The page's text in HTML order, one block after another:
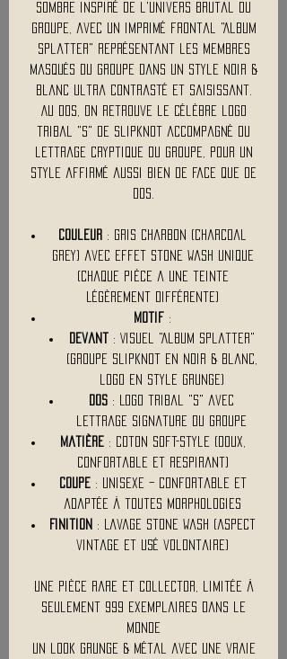
sombre inspiré de l'univers brutal du
groupe, avec un imprimé frontal "Album
Splatter" représentant les membres
masqués du groupe dans un style noir &
blanc ultra contrasté et saisissant.
Au dos, on retrouve le célèbre logo
tribal "S" de Slipknot accompagné du
lettrage cryptique du groupe, pour un
style affirmé aussi bien de face que de
dos.
Couleur : Gris charbon (charcoal
grey) avec effet stone wash unique
(chaque pièce a une teinte
légèrement différente)
Motif :
Devant
: Visuel "Album Splatter"
(groupe Slipknot en noir & blanc,
logo en style grunge)
Dos : Logo tribal "S" avec
lettrage signature du groupe
Matière : Coton soft-style (doux,
confortable et respirant)
Coupe : Unisexe – confortable et
adaptée à toutes morphologies
Finition
: Lavage stone wash (aspect
vintage et usé volontaire)
Une pièce rare et collector, limitée à
seulement 999 exemplaires dans le
monde
Un look grunge & métal avec une vraie